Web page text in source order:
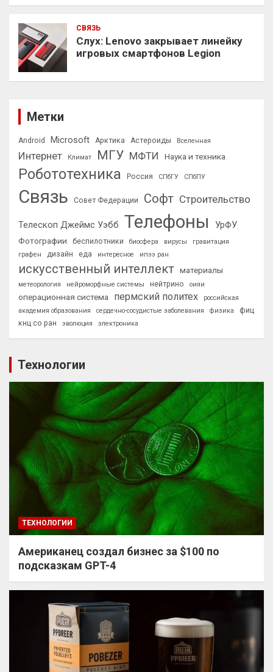
СВЯЗЬ
Слух: Lenovo закрывает линейку
игровых смартфонов Legion
Метки
Android Microsoft Арктика Астероиды Вселенная
Интернет Климат МГУ МФТИ Наука и техника
Робототехника Россия СПбГУ СПбПУ
Связь Совет Федерации Софт Строительство
Телескоп Джеймс Уэбб Телефоны УрФУ
Фотографии беспилотники биосфера вирусы
гравитация
графен
дизайн еда интересное ипээ ран
искусственный интеллект материалы
метеорология нейроморфные системы нейтрино оияи
операционная система пермский политех
российская
академия образования
сердечно-сосудистые заболевания физика
фиц
кнц со ран
эволюция электроника
Технологии
ТЕХНОЛОГИИ
Американец создал бизнес за $100 по
подсказкам GPT-4